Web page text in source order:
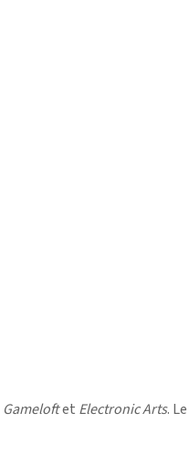
Gameloftet Electronic Arts.